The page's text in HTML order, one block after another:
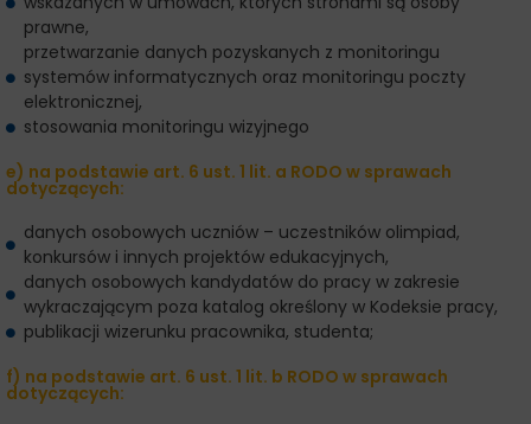
prawne,
przetwarzanie danych pozyskanych z monitoringu
systemów informatycznych oraz monitoringu poczty
elektronicznej,
stosowania monitoringu wizyjnego
e) na podstawie art. 6 ust. 1 lit. a RODO w sprawach
dotyczących:
danych osobowych uczniów – uczestników olimpiad,
konkursów i innych projektów edukacyjnych,
danych osobowych kandydatów do pracy w zakresie
wykraczającym poza katalog określony w Kodeksie pracy,
publikacji wizerunku pracownika, studenta;
f) na podstawie art. 6 ust. 1 lit. b RODO w sprawach
dotyczących: